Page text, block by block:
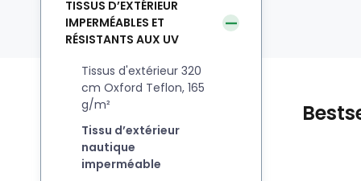
TISSUS D’EXTÉRIEUR
IMPERMÉABLES ET
RÉSISTANTS AUX UV
Tissus d'extérieur 320
cm Oxford Teflon, 165
g/m²
Tissu d’extérieur
nautique
imperméable